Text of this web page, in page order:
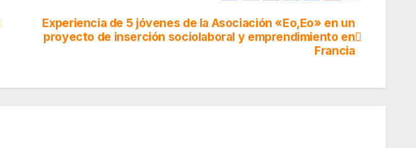
Experiencia de 5 jóvenes de la Asociación «Eo,Eo» en un
proyecto de inserción sociolaboral y emprendimiento en
Francia